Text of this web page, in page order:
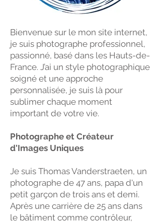
Bienvenue sur le mon site internet,
je suis photographe professionnel,
passionné, basé dans les Hauts-de-
France. J’ai un style photographique
soigné et une approche
personnalisée, je suis là pour
sublimer chaque moment
important de votre vie.
Photographe et Créateur
d'Images Uniques
Je suis Thomas Vanderstraeten, un
photographe de 47 ans, papa d'un
petit garçon de trois ans et demi.
Après une carrière de 25 ans dans
le bâtiment comme contrôleur,